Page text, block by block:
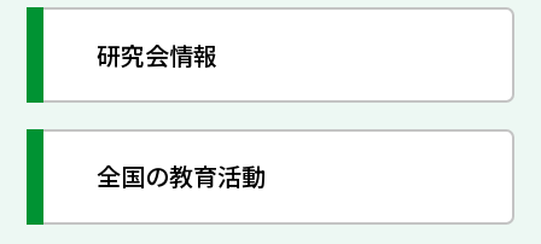
研究会情報
全国の教育活動